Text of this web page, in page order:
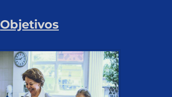
Objetivos